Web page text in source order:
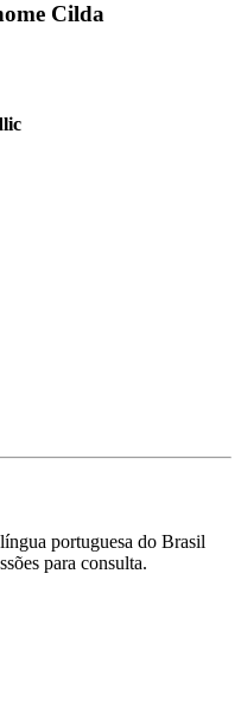
Cilda
portuguesa do Brasil
para consulta.